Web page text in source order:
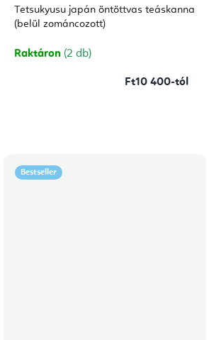
Tetsukyusu japán öntöttvas teáskanna
(belül zománcozott)
átlagos
értékelése
5-
csillag.
Raktáron (2 db)
Ft10 400-tól
Bestseller